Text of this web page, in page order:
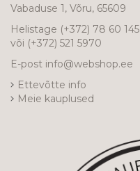
Vabaduse 1, Võru, 65609
Helistage (+372) 78 60 145
või (+372) 521 5970
E-post info@webshop.ee
Ettevõtte info
Meie kauplused